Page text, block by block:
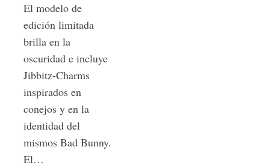
El modelo de
edición limitada
brilla en la
oscuridad e incluye
Jibbitz-Charms
inspirados en
conejos y en la
identidad del
mismos Bad Bunny.
El…